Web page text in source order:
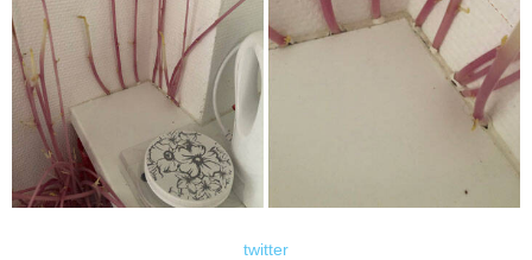
twitter